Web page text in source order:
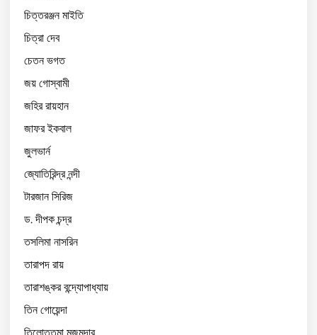
চিত্তরঞ্জন মাইতি
চিত্রা দেব
চেতন ভগত
জয় গোস্বামী
জহির রায়হান
জাফর ইকবাল
জুলভার্ন
জ্যোতিরিন্দ্র নন্দী
টারজান সিরিজ
ড. দীপক চন্দ্র
তসলিমা নাসরিন
তারাপদ রায়
তারাশঙ্কর বন্দ্যোপাধ্যায়
তিন গোয়েন্দা